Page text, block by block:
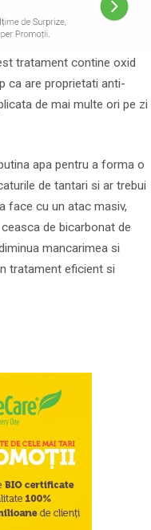
tratament contine oxid
ca are proprietati anti-
de mai multe ori pe zi
apa pentru a forma o
de tantari si ar trebui
face cu un atac masiv,
de bicarbonat de
mancarimea si
tratament eficient si